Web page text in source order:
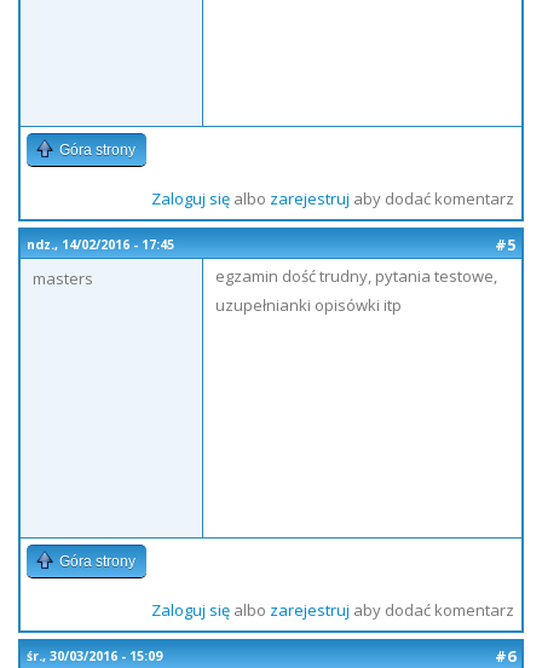
Góra strony
Zaloguj sięalbo zarejestruj aby dodać komentarz
ndz., 14/02/2016 - 17:45
#5
masters
egzamin dość trudny, pytania testowe,
uzupełnianki opisówki itp
Góra strony
Zaloguj sięalbo zarejestruj aby dodać komentarz
śr., 30/03/2016 - 15:09
#6